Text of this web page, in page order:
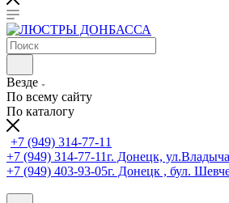
Везде
По всему сайту
По каталогу
+7 (949) 314-77-11
+7 (949) 314-77-11г. Донецк,
+7 (949) 403-93-05г. Донецк , бул.